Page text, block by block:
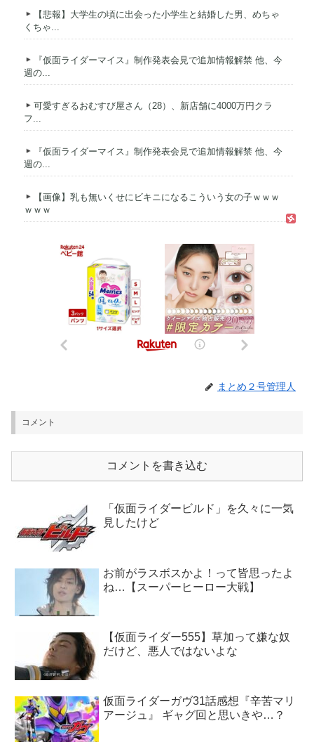
【悲報】大学生の頃に出会った小学生と結婚した男、めちゃ
くちゃ...
『仮面ライダーマイス』制作発表会見で追加情報解禁 他、今
週の...
可愛すぎるおむすび屋さん（28）、新店舗に4000万円クラ
フ...
『仮面ライダーマイス』制作発表会見で追加情報解禁 他、今
週の...
【画像】乳も無いくせにビキニになるこういう女の子ｗｗｗ
ｗｗｗ
まとめ２号管理人
コメント
コメントを書き込む
「仮面ライダービルド」を久々に一気
見したけど
お前がラスボスかよ！って皆思ったよ
ね…【スーパーヒーロー大戦】
【仮面ライダー555】草加って嫌な奴
だけど、悪人ではないよな
仮面ライダーガヴ31話感想『辛苦マリ
アージュ』 ギャグ回と思いきや…？